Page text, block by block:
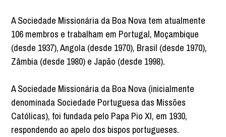
A Sociedade Missionária da Boa Nova tem atualmente
106 membros e trabalham em Portugal, Moçambique
(desde 1937), Angola (desde 1970), Brasil (desde 1970),
Zâmbia (desde 1980) e Japão (desde 1998).
A Sociedade Missionária da Boa Nova (inicialmente
denominada Sociedade Portuguesa das Missões
Católicas), foi fundada pelo Papa Pio XI, em 1930,
respondendo ao apelo dos bispos portugueses.